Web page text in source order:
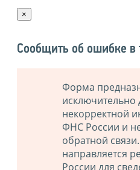
×
Сообщить об ошибке в
Форма
некорректной
ФНС России и
обратной
направляется
России для